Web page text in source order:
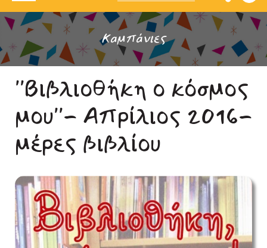
Καμπάνιες
''Βιβλιοθήκη ο κόσμος
μου''- Απρίλιος 2016-
μέρες βιβλίου